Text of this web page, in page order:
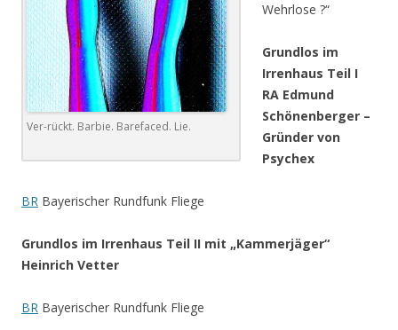
Ver-rückt. Barbie. Barefaced. Lie.
Wehrlose ?“
Grundlos im
Irrenhaus Teil I
RA Edmund
Schönenberger –
Gründer von
Psychex
BR Bayerischer Rundfunk Fliege
Grundlos im Irrenhaus Teil II mit „Kammerjäger“
Heinrich Vetter
BR Bayerischer Rundfunk Fliege